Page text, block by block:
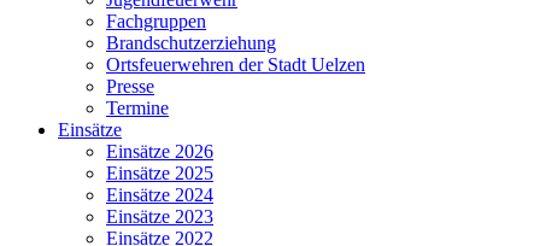
Fachgruppen
Brandschutzerziehung
Ortsfeuerwehren der Stadt Uelzen
Presse
Termine
Einsätze
Einsätze 2026
Einsätze 2025
Einsätze 2024
Einsätze 2023
Einsätze 2022